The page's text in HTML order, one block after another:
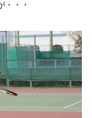
・・・